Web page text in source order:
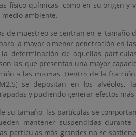
físico-químicas, como en su origen y
medio ambiente.
de muestreo se centran en el tamaño
la mayor o menor penetración en
determinación de aquellas
las que presentan una mayor
a las mismas. Dentro de la
se depositan en los alvéolos,
y pudiendo generar efectos más
su tamaño, las partículas se
mantener suspendidas
partículas más grandes no se